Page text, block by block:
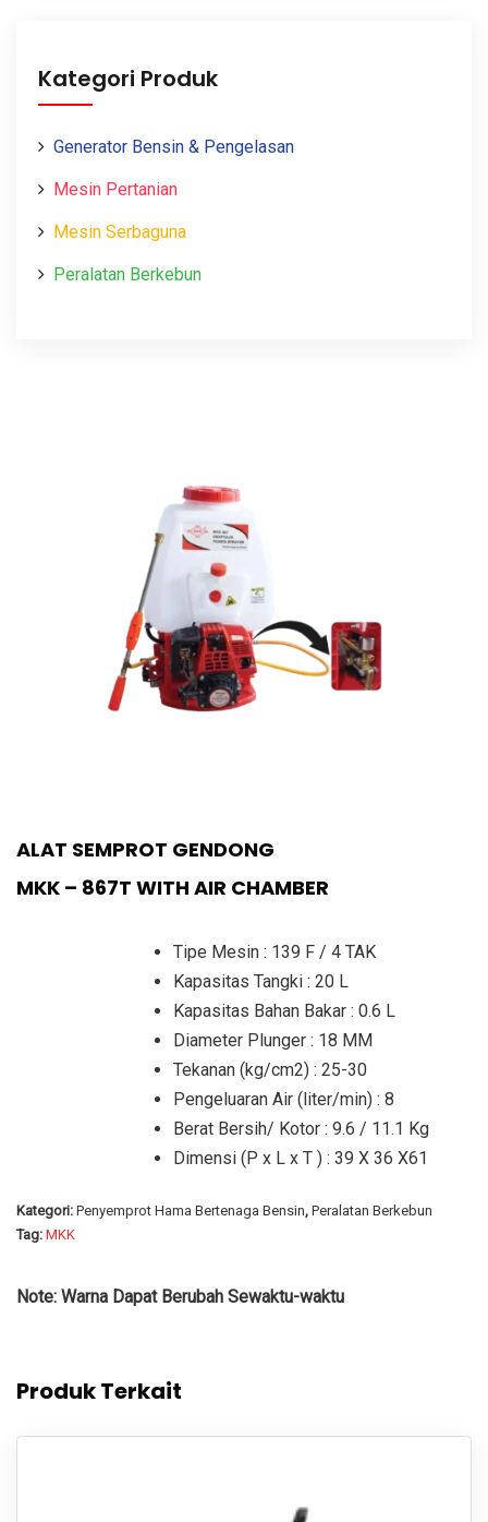
Kategori Produk
Generator Bensin & Pengelasan
Mesin Pertanian
Mesin Serbaguna
Peralatan Berkebun
ALAT SEMPROT GENDONG
MKK – 867T WITH AIR CHAMBER
Tipe Mesin : 139 F / 4 TAK
Kapasitas Tangki : 20 L
Kapasitas Bahan Bakar : 0.6 L
Diameter Plunger : 18 MM
Tekanan (kg/cm2) : 25-30
Pengeluaran Air (liter/min) : 8
Berat Bersih/ Kotor : 9.6 / 11.1 Kg
Dimensi (P x L x T ) : 39 X 36 X61
Kategori: Penyemprot Hama Bertenaga Bensin, Peralatan Berkebun
Tag: MKK
Note: Warna Dapat Berubah Sewaktu-waktu
Produk Terkait